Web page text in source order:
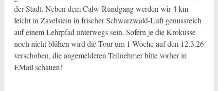
der Stadt. Neben dem Calw-Rundgang werden wir 4 km
leicht in Zavelstein in frischer Schwarzwald-Luft genussreich
auf einem Lehrpfad unterwegs sein. Sofern je die Krokusse
noch nicht blühen wird die Tour um 1 Woche auf den 12.3.26
verschoben, die angemeldeten Teilnehmer bitte vorher in
EMail schauen!